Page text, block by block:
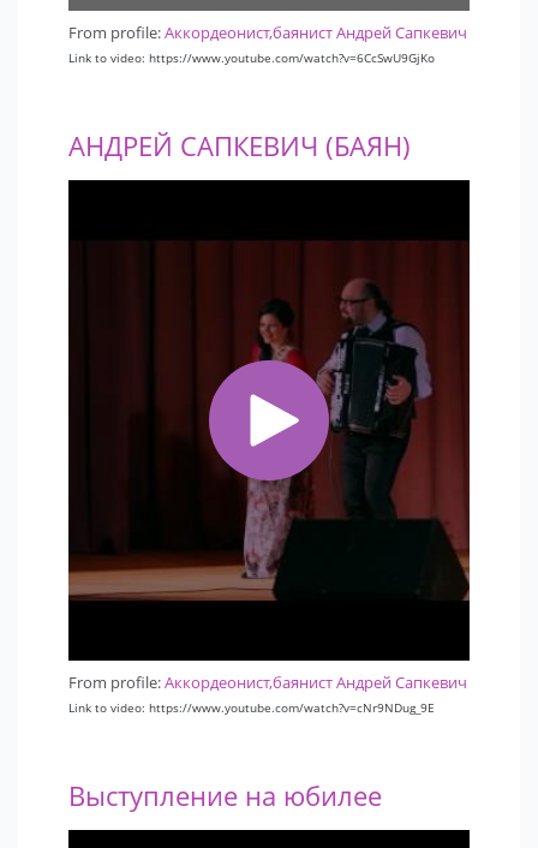
From profile:Аккордеонист,баянист Андрей Сапкевич
Link to video: https://www.youtube.com/watch?v=6CcSwU9GjKo
АНДРЕЙ САПКЕВИЧ (БАЯН)
From profile:Аккордеонист,баянист Андрей Сапкевич
Link to video: https://www.youtube.com/watch?v=cNr9NDug_9E
Выступление на юбилее